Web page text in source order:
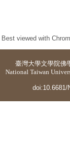
Best viewed with
臺灣大學文學院佛
National Taiwan
doi:10.6681/